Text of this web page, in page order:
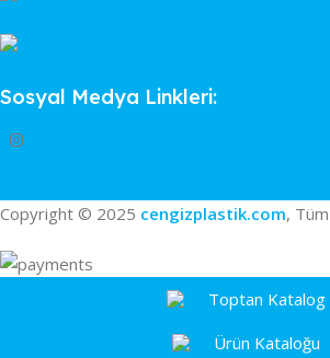
Sosyal Medya Linkleri:
Copyright © 2025 cengizplastik.com, Tüm
Toptan Katalog
Ürün Kataloğu